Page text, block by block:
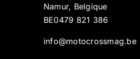
Namur, Belgique
BE0479 821 386
info@motocrossmag.be